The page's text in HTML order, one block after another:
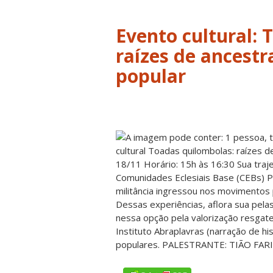
Evento cultural:
raízes de
popular